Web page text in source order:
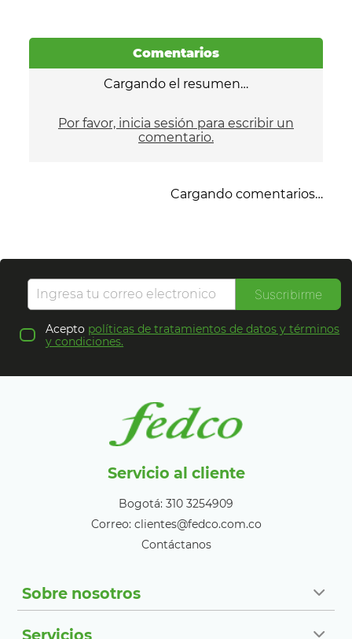
Comentarios
Cargando el resumen…
Por favor, inicia sesión para escribir un
comentario.
Cargando comentarios…
Suscribirme
Acepto políticas de tratamientos de datos y términos
y condiciones.
Servicio al cliente
Bogotá: 310 3254909
Correo: clientes@fedco.com.co
Contáctanos
Sobre nosotros